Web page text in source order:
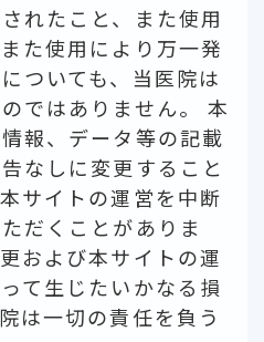
れたこと、また使用
た使用により万一発
ついても、当医院は
ではありません。 本
報、データ等の記載
なしに変更すること
サイトの運営を中断
だくことがありま
および本サイトの運
て生じたいかなる損
は一切の責任を負う